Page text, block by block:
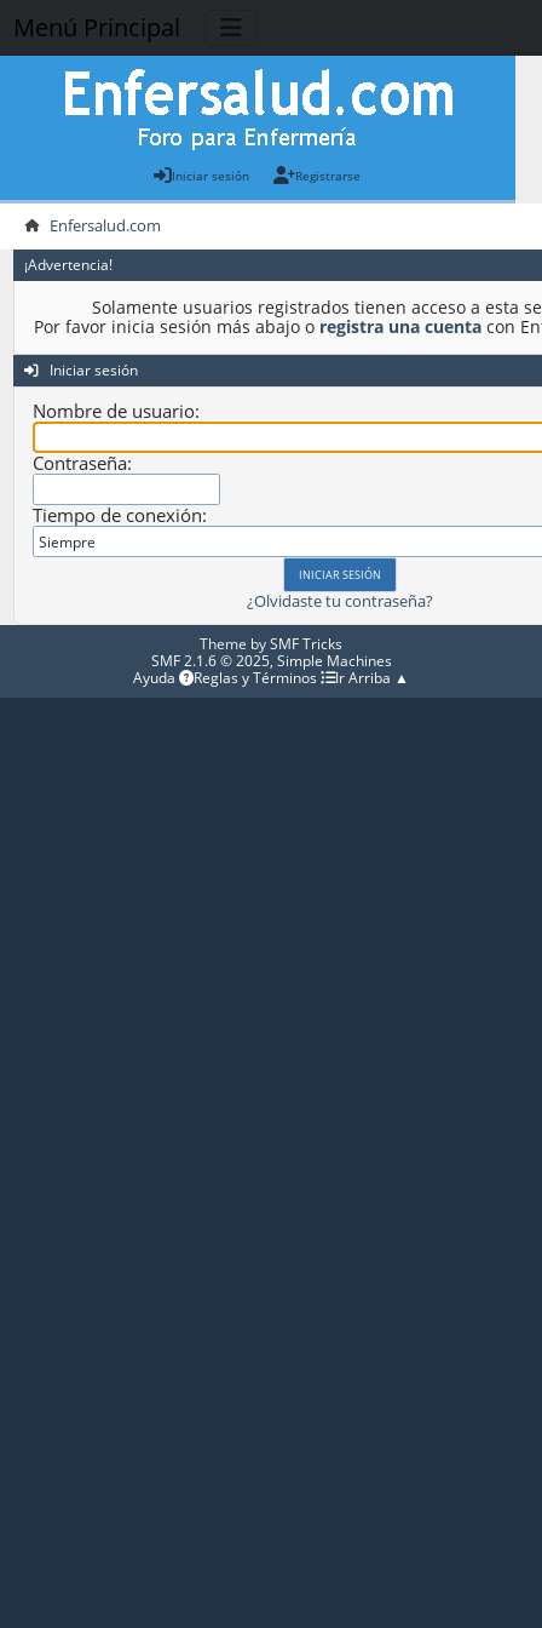
Menú Principal
Iniciar sesión Registrarse
Enfersalud.com
¡Advertencia!
Solamente usuarios registrados tienen acceso a esta
Por favor inicia sesión más abajo o registra una cuentacon
Iniciar sesión
Nombre de usuario:
Contraseña:
Tiempo de conexión:
¿Olvidaste tu contraseña?
Theme bySMF Tricks
SMF 2.1.6 © 2025, Simple Machines
Ayuda
Reglas y Términos Ir Arriba ▲